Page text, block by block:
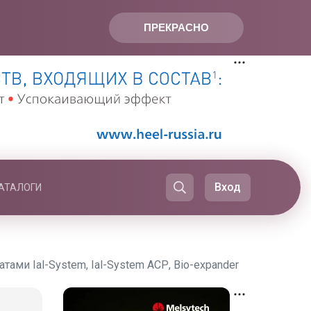
ПРЕКРАСНО
Вход
Ial-System, Ial-System АСР, Bio-expander